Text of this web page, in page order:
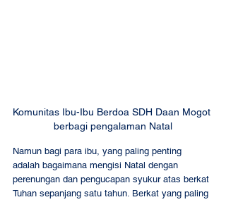
Komunitas Ibu-Ibu Berdoa SDH Daan Mogot
berbagi pengalaman Natal
Namun bagi para ibu, yang paling penting
adalah bagaimana mengisi Natal dengan
perenungan dan pengucapan syukur atas berkat
Tuhan sepanjang satu tahun. Berkat yang paling